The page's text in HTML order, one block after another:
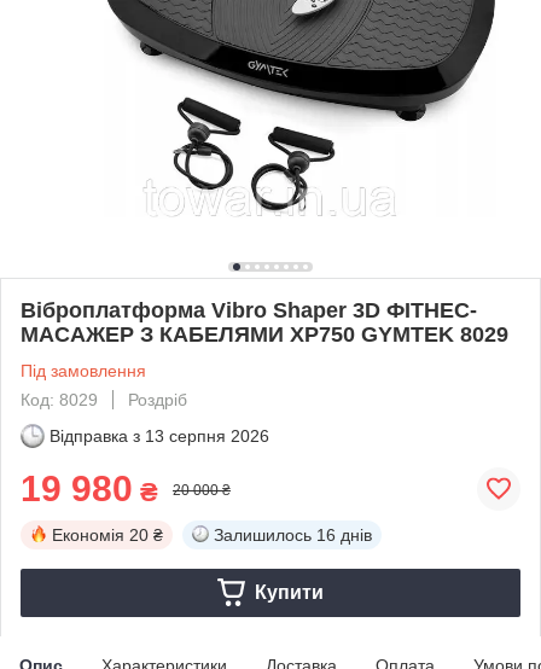
Віброплатформа Vibro Shaper 3D ФІТНЕС-
МАСАЖЕР З КАБЕЛЯМИ XP750 GYMTEK 8029
Під замовлення
Код: 8029
Роздріб
Відправка з 13 серпня 2026
19 980 ₴ 20 000 ₴
Економія 20 ₴ Залишилось 16 днів
Купити
Опис Характеристики Доставка Оплата Умови